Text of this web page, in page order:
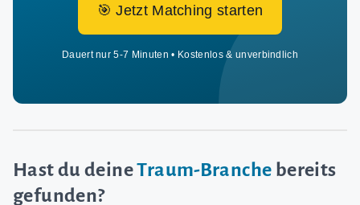
🎯 Jetzt Matching starten
Dauert nur 5-7 Minuten • Kostenlos & unverbindlich
Hast du deineTraum-Branche bereits
gefunden?